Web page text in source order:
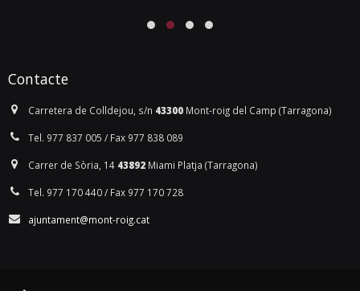
Contacte
Carretera de Colldejou, s/n 43300 Mont-roig del Camp (Tarragona)
Tel. 977 837 005 / Fax 977 838 089
Carrer de Sòria, 14 43892 Miami Platja (Tarragona)
Tel. 977 170 440 / Fax 977 170 728
ajuntament@mont-roig.cat